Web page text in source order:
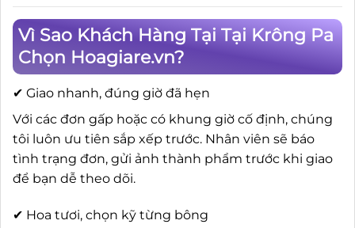
Vì Sao Khách Hàng Tại Tại Krông Pa
Chọn Hoagiare.vn?
✔ Giao nhanh, đúng giờ đã hẹn
Với các đơn gấp hoặc có khung giờ cố định, chúng
tôi luôn ưu tiên sắp xếp trước. Nhân viên sẽ báo
tình trạng đơn, gửi ảnh thành phẩm trước khi giao
để bạn dễ theo dõi.
✔ Hoa tươi, chọn kỹ từng bông